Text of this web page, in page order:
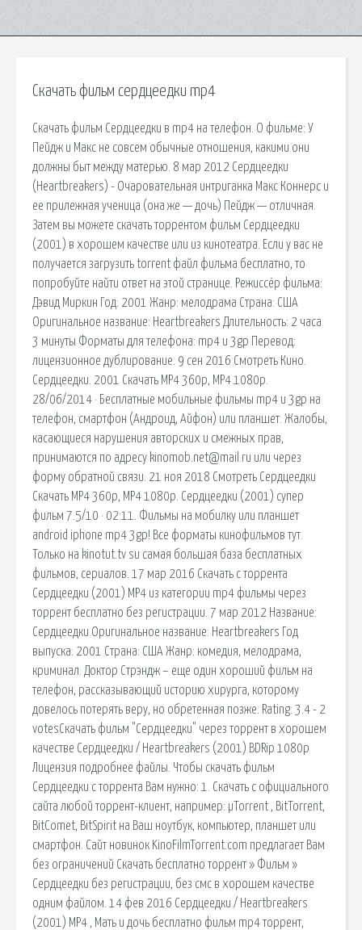
Скачать фильм сердцеедки mp4
Скачать фильм Сердцеедки в mp4 на телефон. О фильме: У
Пейдж и Макс не совсем обычные отношения, какими они
должны быт между матерью. 8 мар 2012 Сердцеедки
(Heartbreakers) - Очаровательная интриганка Макс Коннерс и
ее прилежная ученица (она же — дочь) Пейдж — отличная.
Затем вы можете скачать торрентом фильм Сердцеедки
(2001) в хорошем качестве или из кинотеатра. Если у вас не
получается загрузить torrent файл фильма бесплатно, то
попробуйте найти ответ на этой странице. Режиссёр фильма:
Дэвид Миркин Год: 2001 Жанр: мелодрама Страна: США
Оригинальное название: Heartbreakers Длительность: 2 часа
3 минуты Форматы для телефона: mp4 и 3gp Перевод:
лицензионное дублирование. 9 сен 2016 Смотреть Кино.
Сердцеедки. 2001 Скачать MP4 360p, MP4 1080p.
28/06/2014 · Бесплатные мобильные фильмы mp4 и 3gp на
телефон, смартфон (Андроид, Айфон) или планшет. Жалобы,
касающиеся нарушения авторских и смежных прав,
принимаются по адресу kinomob.net@mail.ru или через
форму обратной связи. 21 ноя 2018 Смотреть Сердцеедки
Скачать MP4 360p, MP4 1080p. Сердцеедки (2001) супер
фильм 7.5/10 · 02:11. Фильмы на мобилку или планшет
android iphone mp4 3gp! Все форматы кинофильмов тут.
Только на kinotut.tv su самая большая база бесплатных
фильмов, сериалов. 17 мар 2016 Скачать с торрента
Сердцеедки (2001) MP4 из категории mp4 фильмы через
торрент бесплатно без регистрации. 7 мар 2012 Название:
Сердцеедки Оригинальное название: Heartbreakers Год
выпуска: 2001 Страна: США Жанр: комедия, мелодрама,
криминал. Доктор Стрэндж – еще один хороший фильм на
телефон, рассказывающий историю хирурга, которому
довелось потерять веру, но обретенная позже. Rating: 3.4 - 2
votesСкачать фильм "Сердцеедки" через торрент в хорошем
качестве Сердцеедки / Heartbreakers (2001) BDRip 1080p
Лицензия подробнее файлы. Чтобы скачать фильм
Сердцеедки с торрента Вам нужно: 1. Скачать с официального
сайта любой торрент-клиент, например: µTorrent , BitTorrent,
BitComet, BitSpirit на Ваш ноутбук, компьютер, планшет или
смартфон. Сайт новинок KinoFilmTorrent.com предлагает Вам
без ограничений Скачать бесплатно торрент » Фильм »
Сердцеедки без регистрации, без смс в хорошем качестве
одним файлом. 14 фев 2016 Сердцеедки / Heartbreakers
(2001) MP4 , Мать и дочь бесплатно фильм mp4 торрент,